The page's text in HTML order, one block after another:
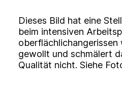
Dieses Bild hat eine
beim intensiven
oberflächlichangerissen
gewollt und schmälert
Qualität nicht. Siehe